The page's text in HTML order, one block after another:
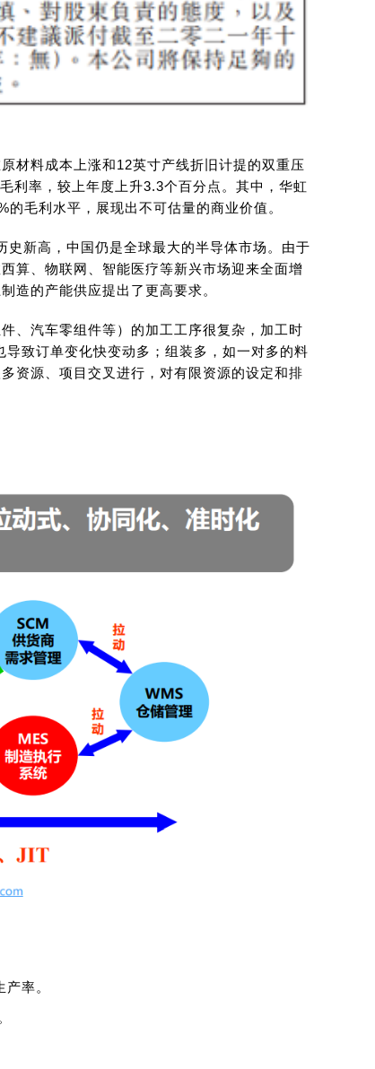
材料成本上涨和12英寸产线折旧计提的双重压
利率，较上年度上升3.3个百分点。其中，华虹
毛利水平，展现出不可估量的商业价值。
新高，中国仍是全球最大的半导体市场。由于
算、物联网、智能医疗等新兴市场迎来全面增
造的产能供应提出了更高要求。
、汽车零组件等）的加工工序很复杂，加工时
致订单变化快变动多；组装多，如一对多的料
资源、项目交叉进行，对有限资源的设定和排
率。